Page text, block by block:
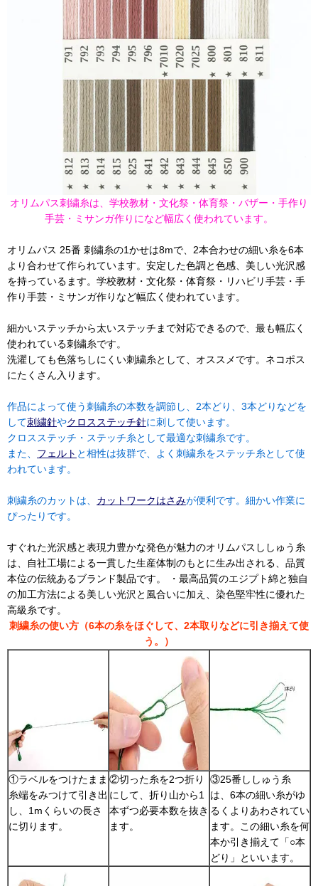
オリムパス刺繍糸は、学校教材・文化祭・体育祭・バザー・手作り
手芸・ミサンガ作りになど幅広く使われています。
オリムパス 25番 刺繍糸の1かせは8mで、2本合わせの細い糸を6本
より合わせて作られています。安定した色調と色感、美しい光沢感
を持っているます。学校教材・文化祭・体育祭・リハビリ手芸・手
作り手芸・ミサンガ作りなど幅広く使われています。
細かいステッチから太いステッチまで対応できるので、最も幅広く
使われている刺繍糸です。
洗濯しても色落ちしにくい刺繍糸として、オススメです。ネコポス
にたくさん入ります。
作品によって使う刺繍糸の本数を調節し、2本どり、3本どりなどを
して刺繍針やクロスステッチ針に刺して使います。
クロスステッチ・ステッチ糸として最適な刺繍糸です。
また、 フェルト と相性は抜群で、よく刺繍糸をステッチ糸として使
われています。
刺繍糸のカットは、 カットワークはさみが便利です。細かい作業に
ぴったりです。
すぐれた光沢感と表現力豊かな発色が魅力のオリムパスししゅう糸
は、自社工場による一貫した生産体制のもとに生み出される、品質
本位の伝統あるブランド製品です。 ・最高品質のエジプト綿と独自
の加工方法による美しい光沢と風合いに加え、染色堅牢性に優れた
高級糸です。
刺繍糸の使い方（6本の糸をほぐして、2本取りなどに引き揃えて使
う。）
①ラベルをつけたまま
糸端をみつけて引き出
し、1mくらいの長さ
に切ります。
②切った糸を2つ折り
にして、折り山から1
本ずつ必要本数を抜き
ます。
③25番ししゅう糸
は、6本の細い糸がゆ
るくよりあわされてい
ます。この細い糸を何
本か引き揃えて「○本
どり」といいます。